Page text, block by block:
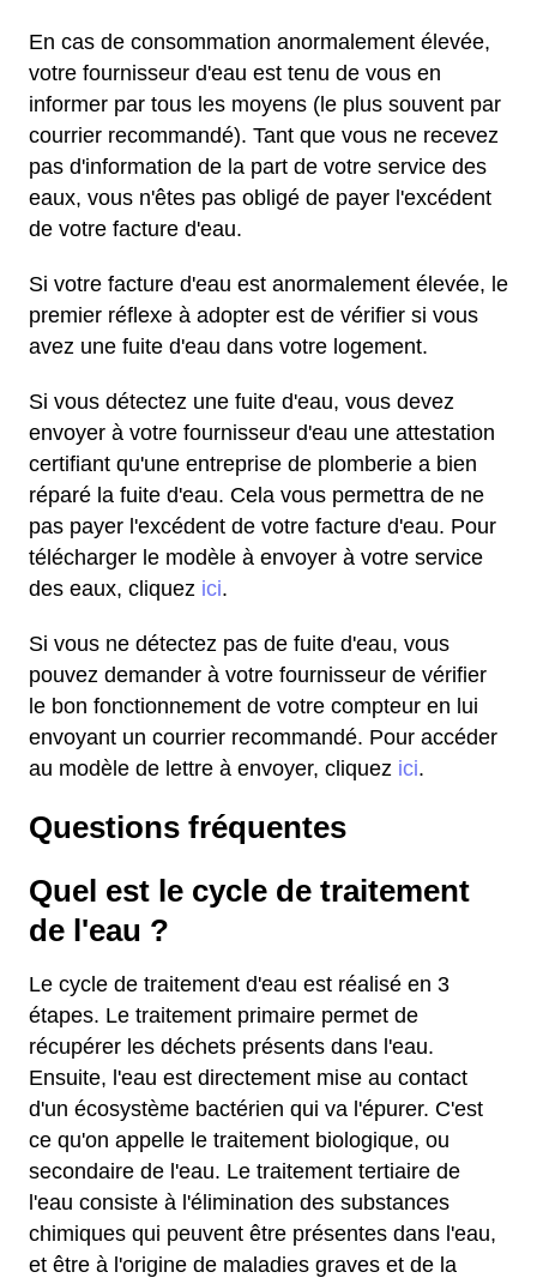
En cas de consommation anormalement élevée,
votre fournisseur d'eau est tenu de vous en
informer par tous les moyens (le plus souvent par
courrier recommandé). Tant que vous ne recevez
pas d'information de la part de votre service des
eaux, vous n'êtes pas obligé de payer l'excédent
de votre facture d'eau.
Si votre facture d'eau est anormalement élevée, le
premier réflexe à adopter est de vérifier si vous
avez une fuite d'eau dans votre logement.
Si vous détectez une fuite d'eau, vous devez
envoyer à votre fournisseur d'eau une attestation
certifiant qu'une entreprise de plomberie a bien
réparé la fuite d'eau. Cela vous permettra de ne
pas payer l'excédent de votre facture d'eau. Pour
télécharger le modèle à envoyer à votre service
des eaux, cliquez ici.
Si vous ne détectez pas de fuite d'eau, vous
pouvez demander à votre fournisseur de vérifier
le bon fonctionnement de votre compteur en lui
envoyant un courrier recommandé. Pour accéder
au modèle de lettre à envoyer, cliquez ici.
Questions fréquentes
Quel est le cycle de traitement
de l'eau ?
Le cycle de traitement d'eau est réalisé en 3
étapes. Le traitement primaire permet de
récupérer les déchets présents dans l'eau.
Ensuite, l'eau est directement mise au contact
d'un écosystème bactérien qui va l'épurer. C'est
ce qu'on appelle le traitement biologique, ou
secondaire de l'eau. Le traitement tertiaire de
l'eau consiste à l'élimination des substances
chimiques qui peuvent être présentes dans l'eau,
et être à l'origine de maladies graves et de la